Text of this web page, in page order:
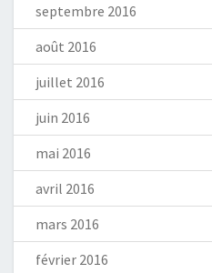
septembre 2016
août 2016
juillet 2016
juin 2016
mai 2016
avril 2016
mars 2016
février 2016